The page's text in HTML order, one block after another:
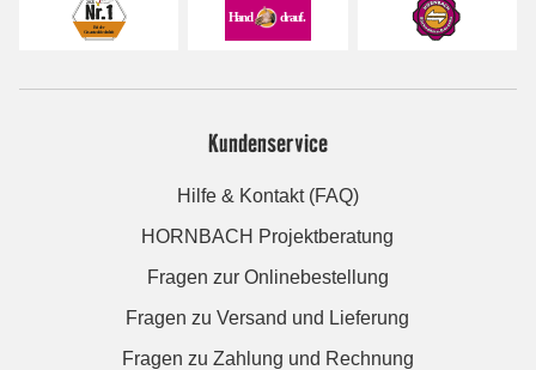
Kundenservice
Hilfe & Kontakt (FAQ)
HORNBACH Projektberatung
Fragen zur Onlinebestellung
Fragen zu Versand und Lieferung
Fragen zu Zahlung und Rechnung